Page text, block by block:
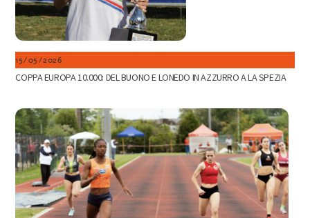
15/05/2026
COPPA EUROPA 10.000: DEL BUONO E LONEDO IN AZZURRO A LA SPEZIA